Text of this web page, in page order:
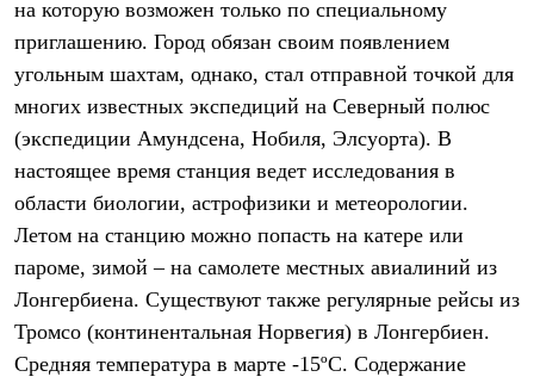
Футболки
Брюки
Софтшелл одежда
Куртки
Куртки
Брюки
Комбинезоны
Термобелье
Комплект термобелья
Снаряжение
Палатки и тенты
Палатки
Тенты
Аксессуары для палаток
на которую возможен только по специальному
приглашению. Город обязан своим появлением
угольным шахтам, однако, стал отправной точкой для
многих известных экспедиций на Северный полюс
(экспедиции Амундсена, Нобиля, Элсуорта). В
настоящее время станция ведет исследования в
области биологии, астрофизики и метеорологии.
Летом на станцию можно попасть на катере или
пароме, зимой – на самолете местных авиалиний из
Лонгербиена. Существуют также регулярные рейсы из
Тромсо (континентальная Норвегия) в Лонгербиен.
Средняя температура в марте -15ºC. Содержание